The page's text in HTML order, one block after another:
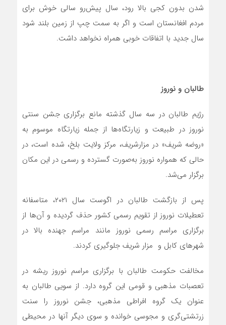
شدن بدون کجی بالا رود، سال پیش‌رو سالی خوش برای
مردم افغانستان است و اگر به سمت چپ از زمین بلند شود
سال جدید با اتفاقات خوبی همراه نخواهد داشت.
طالبان و نوروز
رژیم طالبان در سه‌ سال گذشته مانع برگزاری جشن سنتی
نوروز در طبیعت و زیارتگاه‌ها از جمله زیارتگاه موسوم به
«روضه شریف» در مزارشریف، مرکز ولایت بلخ، شده است‌، در
حالی که همواره نوروز به‌صورت گسترده و رسمی در این مکان
برگزار می‌شد.
پس از بازگشت طالبان در اگوست سال ۲۰۲۱، متاسفانه
تعطیلات نوروز از تقویم رسمی کشور حذف گردیده و آن‌ها از
برگزاری مراسم رسمی نوروز مانند مراسم جهنده بالا در
شهرهای کابل و مزار شریف جلوگیری کردند.
مخالفت حکومت طالبان با برگزاری مراسم نوروز ریشه در
تعصبات مذهبی و قومی این گروه دارد. از سویی طالبان به
عنوان یک گروه افراطی مذهبی، جشن نوروز را سنت
زرتشتی‌گری و مجوسی خوانده و سوی دیگر آنها در محیطی